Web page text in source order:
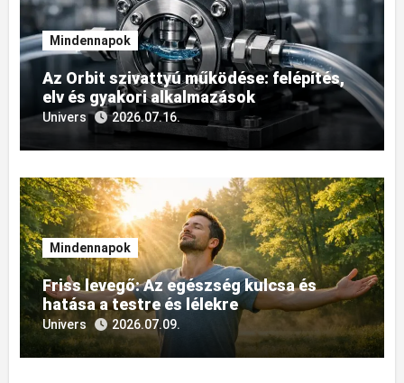
Mindennapok
Az Orbit szivattyú működése: felépítés,
elv és gyakori alkalmazások
Univers 2026.07.16.
Mindennapok
Friss levegő: Az egészség kulcsa és
hatása a testre és lélekre
Univers 2026.07.09.